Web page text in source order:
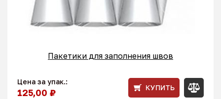
Пакетики для заполнения швов
Цена за упак.:
125,00 ₽ КУПИТЬ